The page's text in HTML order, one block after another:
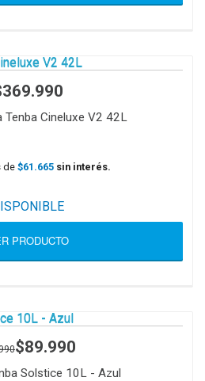
Tenba Cineluxe V2 42L
de $61.665 sin interés.
PRODUCTO
$89.990
Solstice 10L - Azul